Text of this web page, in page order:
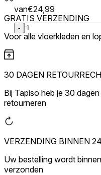
van€24,99
:product_name quantity
-
GRATIS VERZENDING
Voor alle vloerkleden en
30 DAGEN
Bij Tapiso heb je 30
retourneren
VERZENDING BINNEN
Uw bestelling wordt
verzonden